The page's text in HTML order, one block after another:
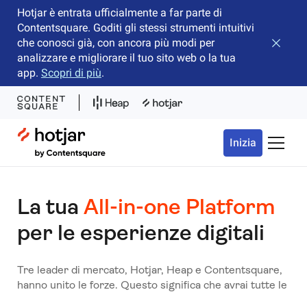
Hotjar è entrata ufficialmente a far parte di
Contentsquare. Goditi gli stessi strumenti intuitivi
che conosci già, con ancora più modi per
analizzare e migliorare il tuo sito web o la tua
app. Scopri di più.
Chiudi
Hotjar Logo
Inizia Attiva/
La tua All-in-one Platform
per le esperienze digitali
Tre leader di mercato, Hotjar, Heap e Contentsquare,
hanno unito le forze. Questo significa che avrai tutte le